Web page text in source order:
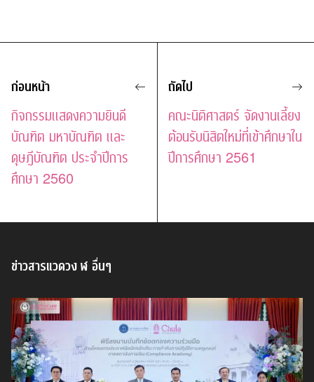
ก่อนหน้า
กิจกรรมแสดงความยินดี
บัณฑิต มหาบัณฑิต และ
ดุษฎีบัณฑิต ประจำปีการ
ศึกษา 2560
ถัดไป
คณะนิติศาสตร์ จัดงานเลี้ยง
ต้อนรับนิสิตใหม่ที่เข้าศึกษาใน
ปีการศึกษา 2561
ข่าวสารแวดวง ฬ อื่นๆ